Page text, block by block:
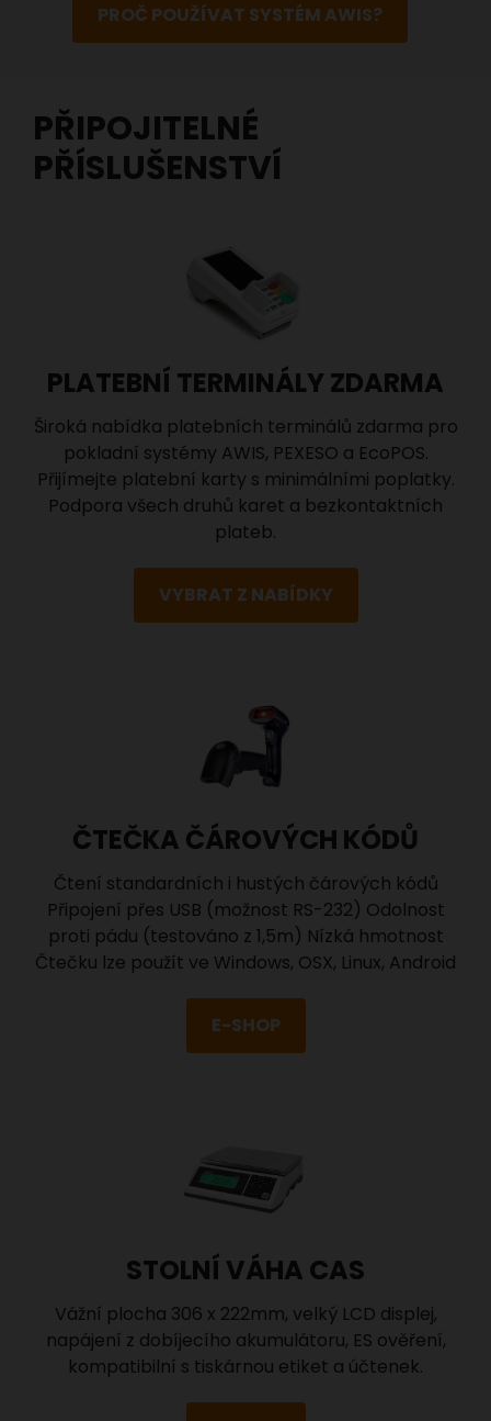
PROČ POUŽÍVAT SYSTÉM AWIS?
PŘIPOJITELNÉ
PŘÍSLUŠENSTVÍ
PLATEBNÍ TERMINÁLY ZDARMA
Široká nabídka platebních terminálů zdarma pro
pokladní systémy AWIS, PEXESO a EcoPOS.
Přijímejte platební karty s minimálními poplatky.
Podpora všech druhů karet a bezkontaktních
plateb.
VYBRAT Z NABÍDKY
ČTEČKA ČÁROVÝCH KÓDŮ
Čtení standardních i hustých čárových kódů
Připojení přes USB (možnost RS-232) Odolnost
proti pádu (testováno z 1,5m) Nízká hmotnost
Čtečku lze použít ve Windows, OSX, Linux, Android
E-SHOP
STOLNÍ VÁHA CAS
Vážní plocha 306 x 222mm, velký LCD displej,
napájení z dobíjecího akumulátoru, ES ověření,
kompatibilní s tiskárnou etiket a účtenek.